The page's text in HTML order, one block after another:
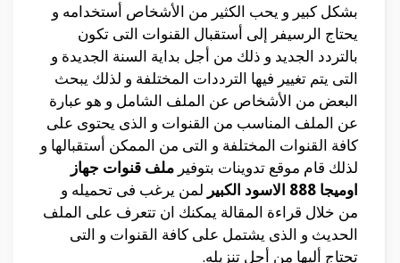
بشكل كبير و يحب الكثير من الأشخاص أستخدامه و
يحتاج الرسيفر إلى أستقبال القنوات التى تكون
بالتردد الجديد و ذلك من أجل بداية السنة الجديدة و
التى يتم تغيير فيها الترددات المختلفة و لذلك يبحث
البعض من الأشخاص عن الملف الشامل و هو عبارة
عن الملف المناسب من القنوات و الذى يحتوى على
كافة القنوات المختلفة و التى من الممكن أستقبالها و
لذلك قام موقع تدوينات بتوفير ملف قنوات جهاز
اوميجا 888 الاسود الكبير
لمن يرغب فى تحميله و
من خلال قراءة المقالة يمكنك ان تتعرف على الملف
الحديث و الذى يشتمل على كافة القنوات و التى
تحتاج أليها من أجل تنزيله.